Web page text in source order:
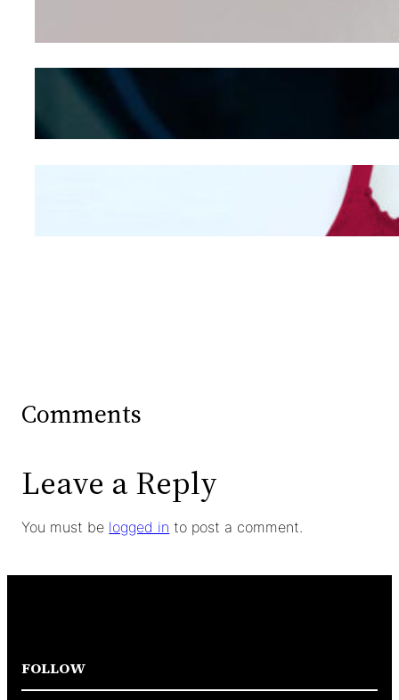
Kepribadian
Mengintip Kepribadian
Wanita Dari Warna Bra
Comments
Leave a Reply
You must be logged in to post a comment.
FOLLOW